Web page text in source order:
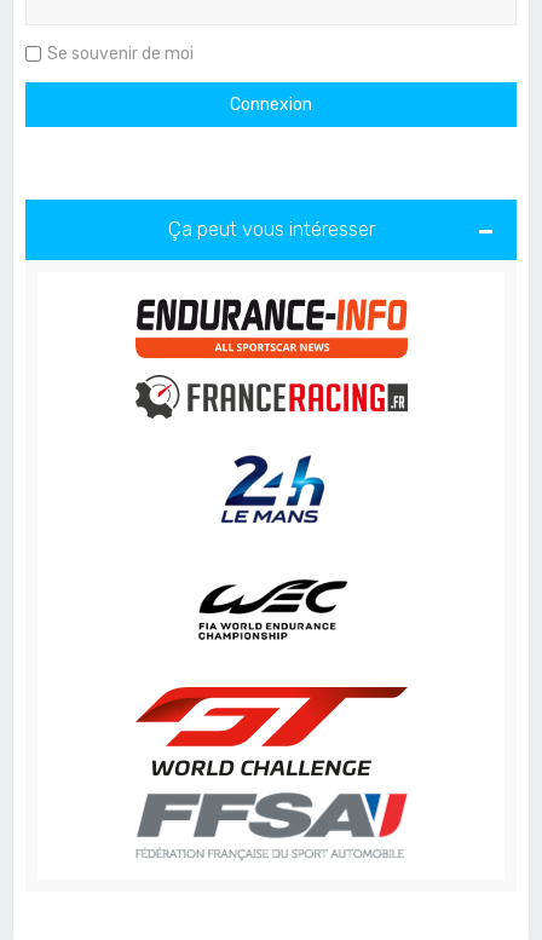
Se souvenir de moi
Ça peut vous intéresser